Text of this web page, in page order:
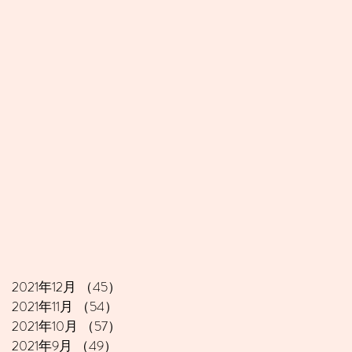
2021年12月 （45）
2021年11月
（54）
2021年10月
（57）
2021年9月
（49）